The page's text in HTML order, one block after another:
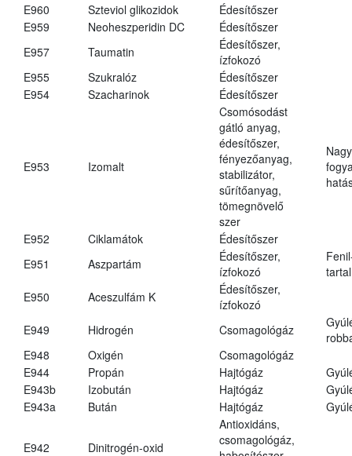
E960
Szteviol glikozidok
Édesítőszer
E959
Neoheszperidin DC
Édesítőszer
E957
Taumatin
Édesítőszer,
ízfokozó
E955
Szukralóz
Édesítőszer
E954
Szacharinok Édesítőszer
E953 Izomalt
Csomósodást
gátló anyag,
édesítőszer,
fényezőanyag,
stabilizátor,
sűrítőanyag,
tömegnövelő
szer
E952 Ciklamátok
Édesítőszer
E951
Aszpartám
Édesítőszer,
ízfokozó
E950
Aceszulfám K
Édesítőszer,
ízfokozó
E949
Hidrogén Csomagológáz
E948
Oxigén
Csomagológáz
E944
Propán Hajtógáz
E943b
Izobután Hajtógáz
E943a
Bután Hajtógáz
E942 Dinitrogén-oxid
Antioxidáns,
csomagológáz,